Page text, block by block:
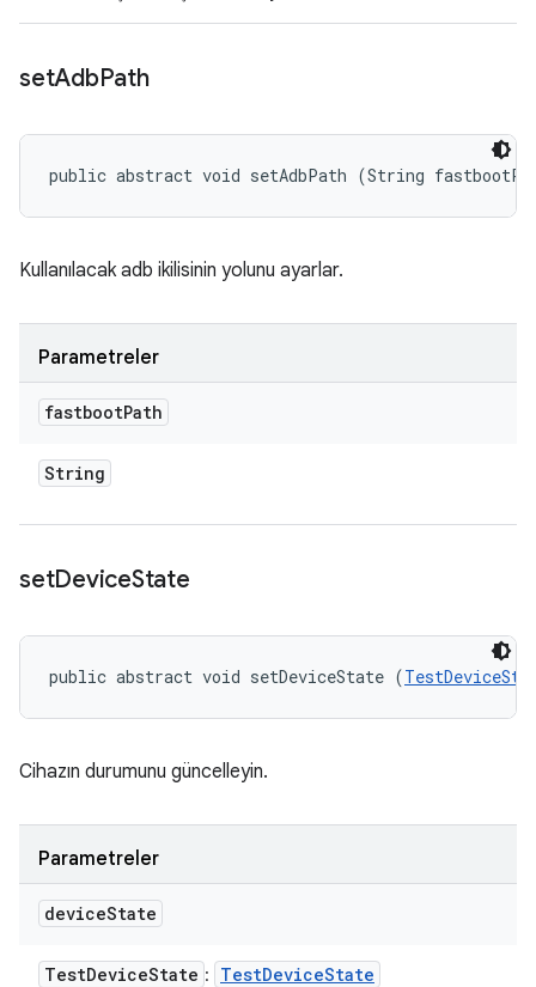
setAdbPath
public abstract void setAdbPath (String
Kullanılacak adb ikilisinin yolunu ayarlar.
Parametreler
fastbootPath
String
setDeviceState
public abstract void setDeviceState (
Cihazın durumunu güncelleyin.
Parametreler
deviceState
TestDeviceState : TestDeviceState